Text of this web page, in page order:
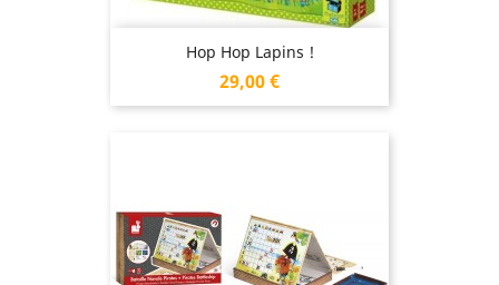
Hop Hop Lapins !
Prix
29,00 €